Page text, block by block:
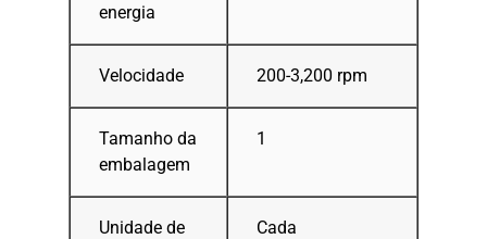
energia
Velocidade 200-3,200 rpm
Tamanho da
embalagem
1
Unidade de
Cada